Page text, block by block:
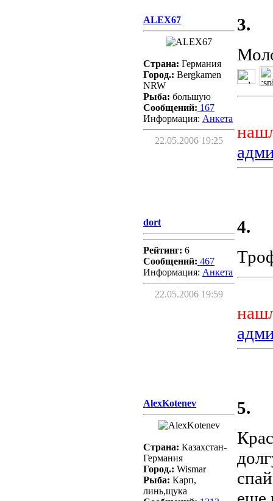
ALEX67
Страна: Германия
Город.: Bergkamen
NRW
Рыба: бoльшую
Сообщений: 167
Информация: Aнкета
22.05.2006 19:25
3.
dort
Рейтинг: 6
Сообщений: 467
Информация: Aнкета
22.05.2006 19:59
4.
AlexKotenev
Страна: Казахстан-
Германия
Город.: Wismar
Рыба: Карп,
линь,щука
5.